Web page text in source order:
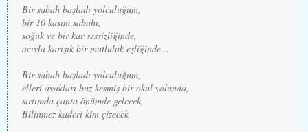
Bir sabah başladı yolculuğum,
bir 10 kasım sabahı,
soğuk ve bir kar sessizliğinde,
acıyla karışık bir mutluluk eşliğinde...
Bir sabah başladı yolculuğum,
elleri ayakları buz kesmiş bir okul yolunda,
sırtımda çanta önümde gelecek,
Bilinmez kaderi kim çizecek